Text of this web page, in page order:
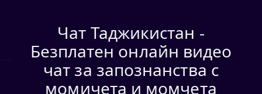
Чат Таджикистан -
Безплатен онлайн видео
чат за запознанства с
момичета и момчета